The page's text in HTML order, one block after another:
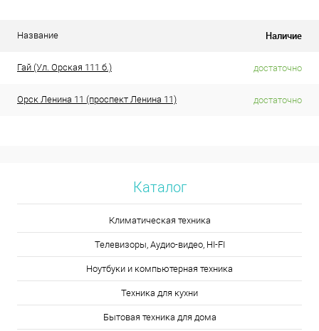
Название Наличие
Гай (Ул. Орская 111 б.) достаточно
Орск Ленина 11 (проспект Ленина 11) достаточно
Каталог
Климатическая техника
Телевизоры, Аудио-видео, HI-FI
Ноутбуки и компьютерная техника
Техника для кухни
Бытовая техника для дома